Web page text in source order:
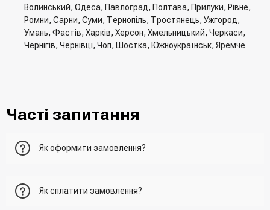
Волинський, Одеса, Павлоград, Полтава, Прилуки, Рівне,
Ромни, Сарни, Суми, Тернопіль, Тростянець, Ужгород,
Умань, Фастів, Харків, Херсон, Хмельницький, Черкаси,
Чернігів, Чернівці, Чоп, Шостка, Южноукраїнськ, Яремче
Часті запитання
Як оформити замовлення?
нього та вказати всю необхідну інформацію про
Як сплатити замовлення?